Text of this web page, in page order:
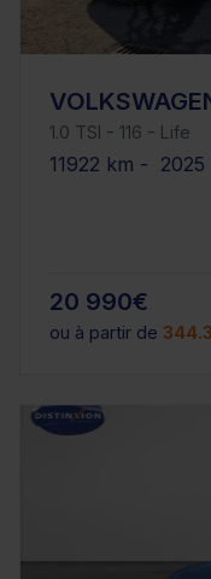
1.0 TSI - 116 - Life
11922 km -
20 990€
ou à partir de